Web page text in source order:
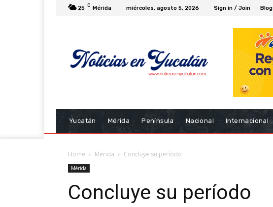
25 C Mérida miércoles, agosto 5, 2026 Sign in / Join Blog
Yucatán Mérida Península Nacional Internacional
Home Mérida Concluye su período
Mérida
Concluye su período